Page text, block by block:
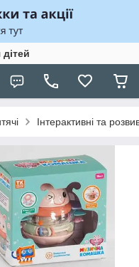
Інтерактивні та